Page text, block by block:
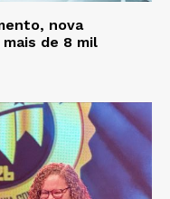
nova
de 8 mil